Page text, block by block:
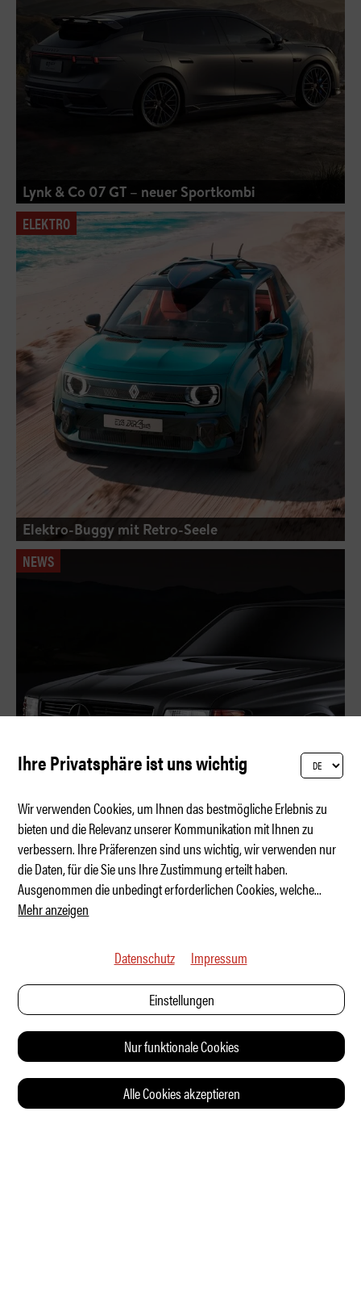
Lynk & Co 07 GT – neuer Sportkombi
ELEKTRO
Elektro-Buggy mit Retro-Seele
NEWS
Vorschlaghammer mit 7,5-Liter-V12-Motor
Ihre Privatsphäre ist uns wichtig
Wir verwenden Cookies, um Ihnen das bestmögliche Erlebnis zu
bieten und die Relevanz unserer Kommunikation mit Ihnen zu
verbessern. Ihre Präferenzen sind uns wichtig, wir verwenden nur
die Daten, für die Sie uns Ihre Zustimmung erteilt haben.
Ausgenommen die unbedingt erforderlichen Cookies, welche...
Mehr anzeigen
Datenschutz Impressum
Einstellungen
Nur funktionale Cookies
Alle Cookies akzeptieren